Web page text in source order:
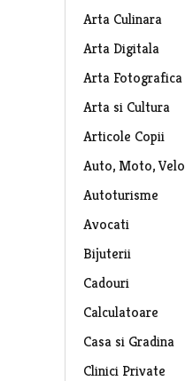
Arta Culinara
Arta Digitala
Arta Fotografica
Arta si Cultura
Articole Copii
Auto, Moto, Velo
Autoturisme
Avocati
Bijuterii
Cadouri
Calculatoare
Casa si Gradina
Clinici Private